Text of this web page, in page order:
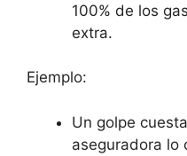
100% de los
extra.
Ejemplo:
Un golpe
aseguradora lo